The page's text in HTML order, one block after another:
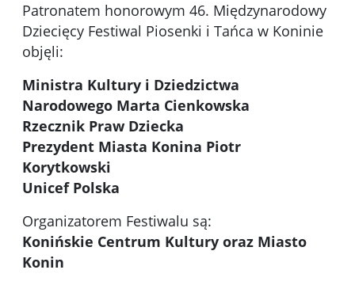
Patronatem honorowym 46. Międzynarodowy
Dziecięcy Festiwal Piosenki i Tańca w Koninie
objęli:
Ministra Kultury i Dziedzictwa
Narodowego Marta Cienkowska
Rzecznik Praw Dziecka
Prezydent Miasta Konina Piotr
Korytkowski
Unicef Polska
Organizatorem Festiwalu są:
Konińskie Centrum Kultury oraz Miasto
Konin